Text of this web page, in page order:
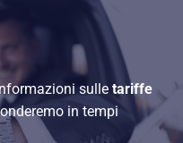
sulle tariffe
in tempi